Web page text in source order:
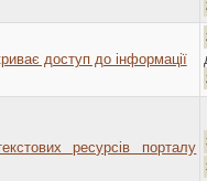
доступ до інформації
ресурсів порталу